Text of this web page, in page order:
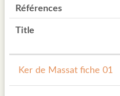
Références
Title
Ker de Massat fiche 01